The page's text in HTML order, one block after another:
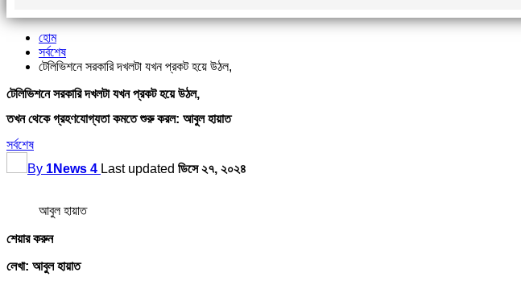
হোম
সর্বশেষ
টেলিভিশনে সরকারি দখলটা যখন প্রকট হয়ে উঠল,
টেলিভিশনে সরকারি দখলটা যখন প্রকট হয়ে উঠল,
তখন থেকে গ্রহণযোগ্যতা কমতে শুরু করল: আবুল হায়াত
সর্বশেষ
By 1News 4 Last updated ডিসে ২৭, ২০২৪
আবুল হায়াত
শেয়ার করুন
লেখা: আবুল হায়াত